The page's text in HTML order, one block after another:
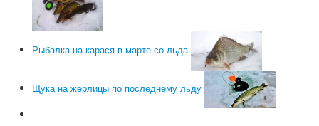
Рыбалка на карася в марте со льда
Щука на жерлицы по последнему льду